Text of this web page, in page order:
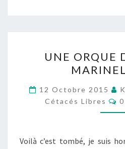
À
UNE ORQUE
12 Octobre 2015
Cétacés Libres
Voilà c’est tombé, je suis